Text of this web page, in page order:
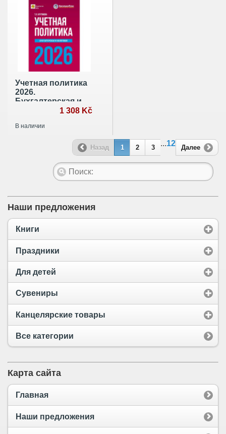
Учетная политика
2026.
Бухгалтерская и
1 308 Kč
В наличии
Назад 1 2 3
...12
Далее
Наши предложения
Книги
Праздники
Для детей
Сувениры
Канцелярские товары
Все категории
Карта сайта
Главная
Наши предложения